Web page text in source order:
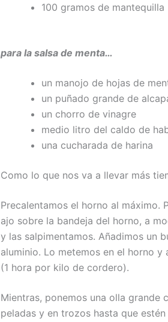
100 gramos de mantequilla
para la salsa de menta…
un manojo de hojas de
un puñado grande de
un chorro de vinagre
medio litro del caldo de
una cucharada de harina
Como lo que nos va a llevar más
Precalentamos el horno al máximo.
ajo sobre la bandeja del horno, a
y las salpimentamos. Añadimos un
aluminio. Lo metemos en el horno
(1 hora por kilo de cordero).
Mientras, ponemos una olla grande
peladas y en trozos hasta que